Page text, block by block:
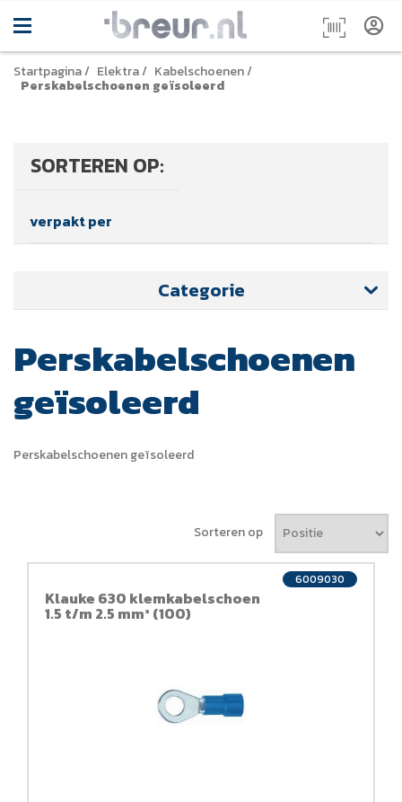
Startpagina/ Elektra/ Kabelschoenen/
Perskabelschoenen geïsoleerd
SORTEREN OP:
verpakt per
Categorie
Perskabelschoenen
geïsoleerd
Perskabelschoenen geïsoleerd
Sorteren op
Klauke 630 klemkabelschoen
1.5 t/m 2.5 mm² (100)
6009030